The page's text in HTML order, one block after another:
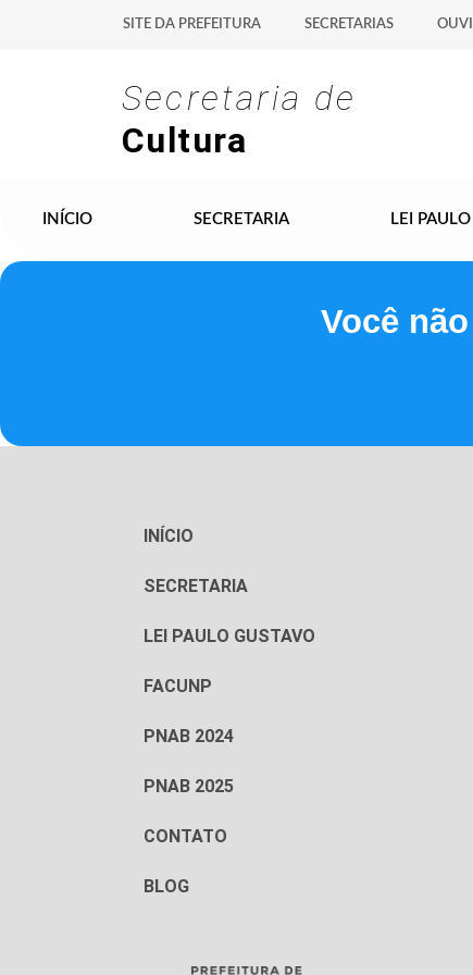
SITE DA PREFEITURA SECRETARIAS
Secretaria de
Cultura
INÍCIO SECRETARIA LEI
Você
INÍCIO
SECRETARIA
LEI PAULO GUSTAVO
FACUNP
PNAB 2024
PNAB 2025
CONTATO
BLOG